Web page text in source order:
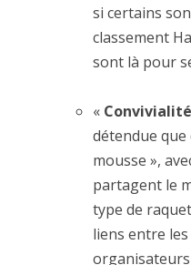
si certains
classement
sont là pour
« Convivialité
détendue
mousse »,
partagent le
type de
liens entre